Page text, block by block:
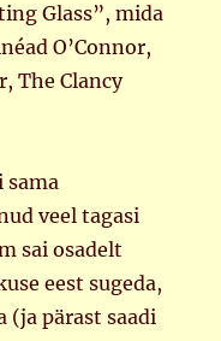
Glass”, mida
O’Connor,
The Clancy
veel tagasi
sai osadelt
eest sugeda,
(ja pärast saadi